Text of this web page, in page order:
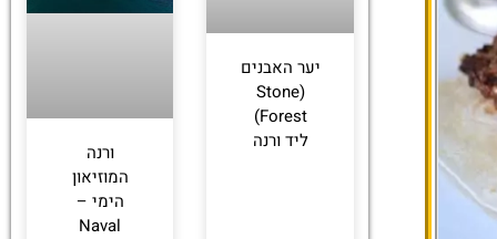
יער האבנים
(Stone
Forest)
ליד ורנה
ורנה
המוזיאון
הימי –
Naval